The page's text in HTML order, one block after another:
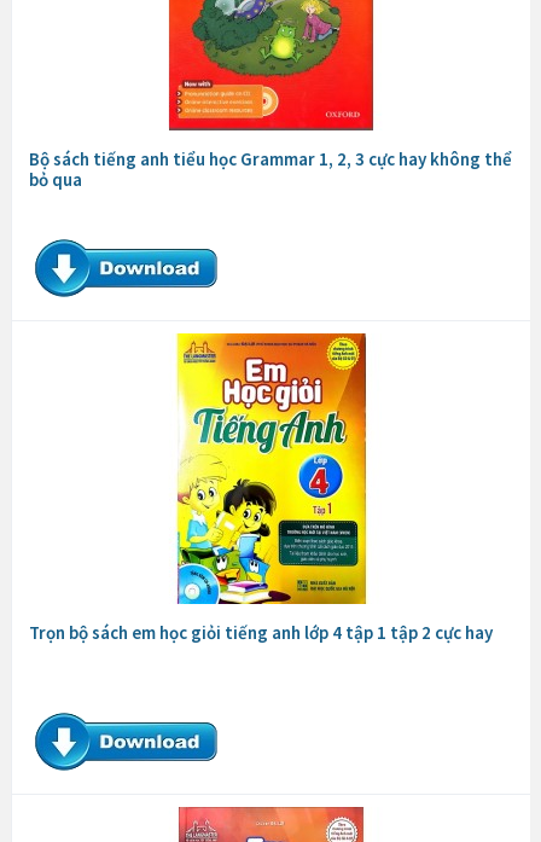
Bộ sách tiếng anh tiểu học Grammar 1, 2, 3 cực hay không thể
bỏ qua
Trọn bộ sách em học giỏi tiếng anh lớp 4 tập 1 tập 2 cực hay